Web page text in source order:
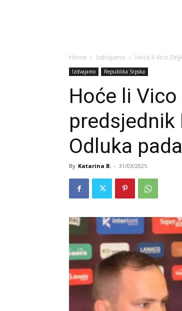
Home Izdvajamo Hoće li Vico
Izdvajamo Republika Srpska
Hoće li
predsjednik
Odluka
By Katarina B. - 31/03/2025